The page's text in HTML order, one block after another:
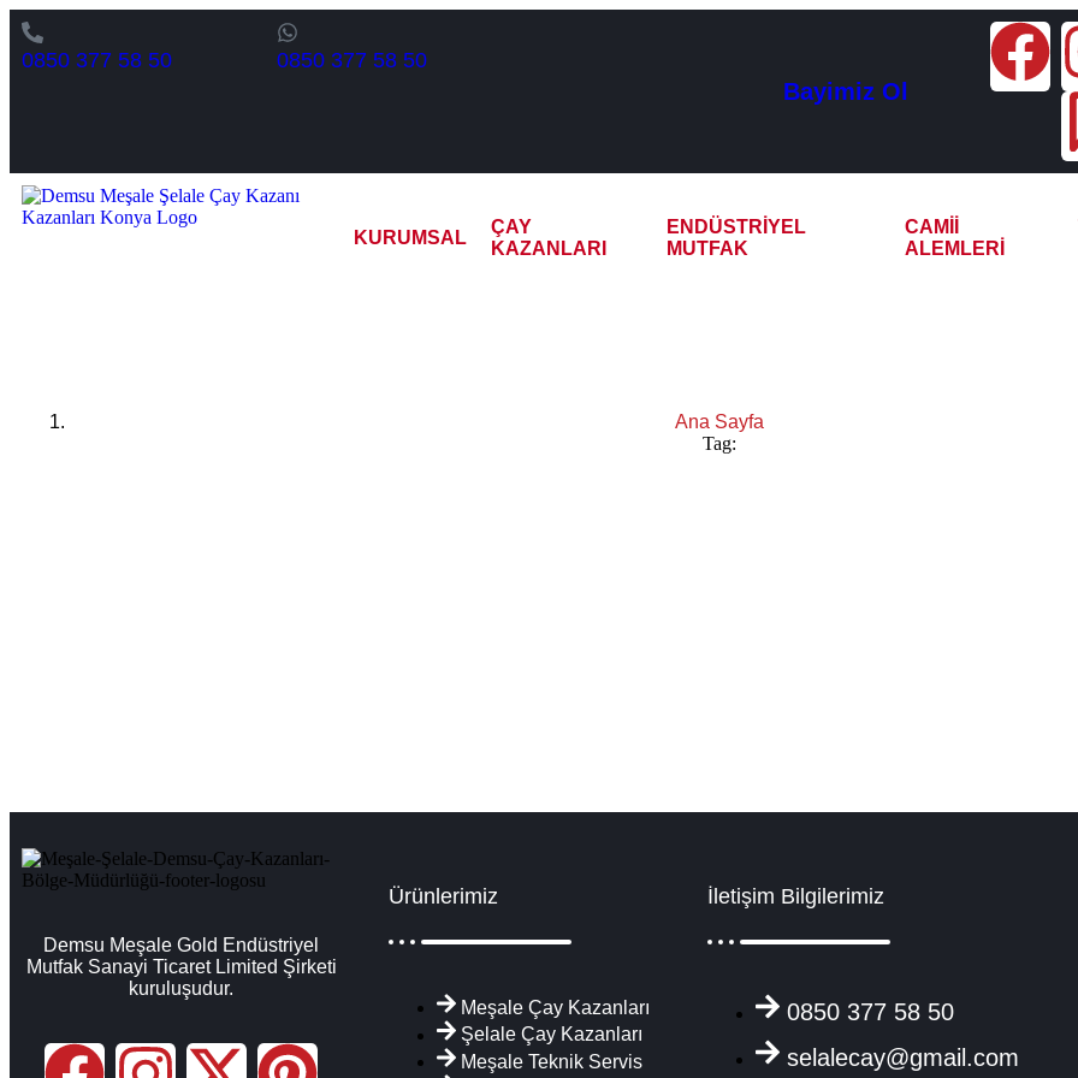
0850 377 58 50 0850 377 58 50
Bayimiz Ol
KURUMSAL
ÇAY
KAZANLARI
ENDÜSTRIYEL
MUTFAK
CAMII
ALEMLERI
Ana Sayfa
Tag:
Demsu Meşale Gold Endüstriyel
Mutfak Sanayi Ticaret Limited Şirketi
kuruluşudur.
Ürünlerimiz
Meşale Çay Kazanları
Şelale Çay Kazanları
Meşale Teknik Servis
İletişim Bilgilerimiz
0850 377 58 50
selalecay@gmail.com